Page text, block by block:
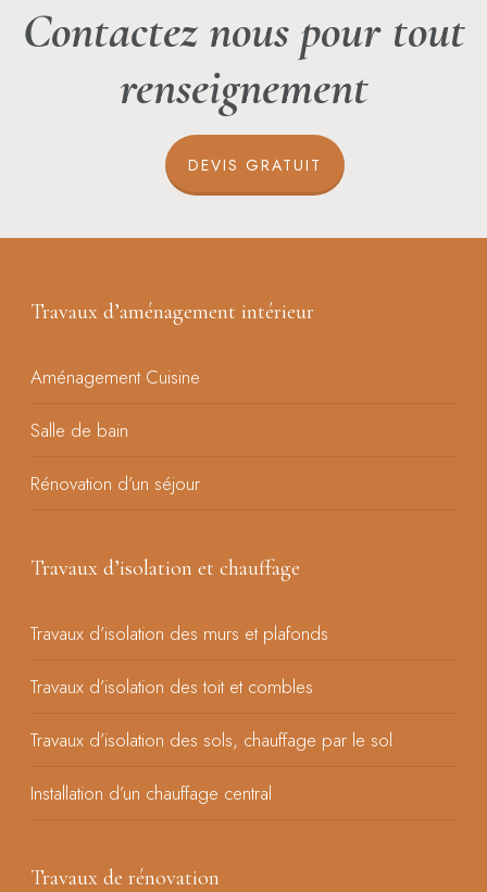
Contactez nous pour tout
renseignement
DEVIS GRATUIT
Travaux d’aménagement intérieur
Aménagement Cuisine
Salle de bain
Rénovation d’un séjour
Travaux d’isolation et chauffage
Travaux d’isolation des murs et plafonds
Travaux d’isolation des toit et combles
Travaux d’isolation des sols, chauffage par le sol
Installation d’un chauffage central
Travaux de rénovation